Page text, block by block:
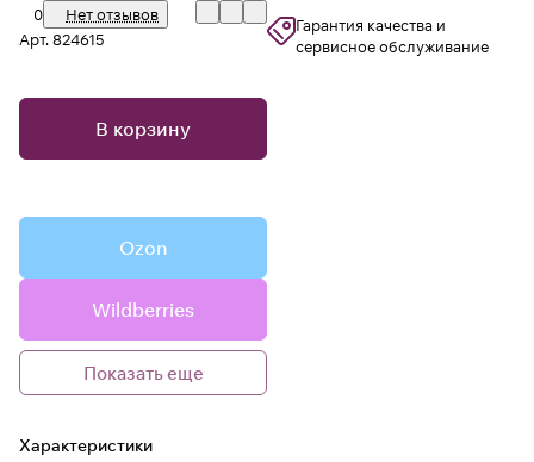
0
Нет отзывов
Арт.824615
В корзину
Ozon
Wildberries
Показать еще
Характеристики
Гарантия качества и
сервисное обслуживание